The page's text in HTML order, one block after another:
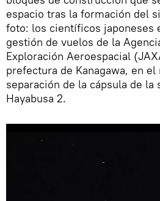
espacio tras la formación del
foto: los científicos japoneses
gestión de vuelos de la
Exploración Aeroespacial
prefectura de Kanagawa, en
separación de la cápsula de la
Hayabusa 2.